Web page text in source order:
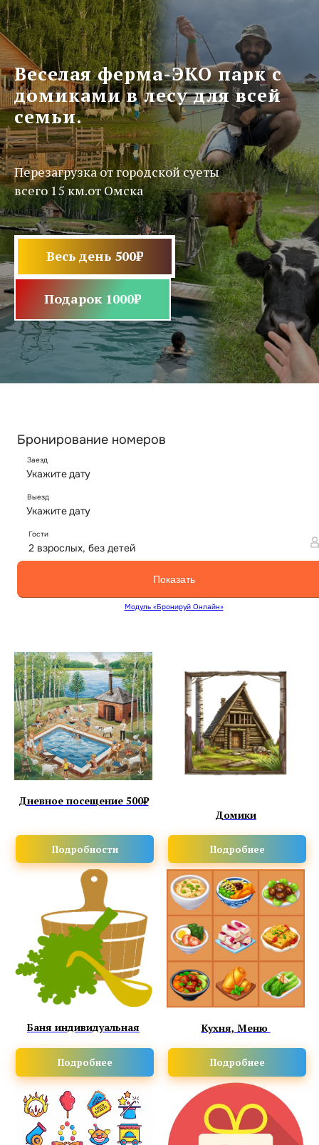
Веселая ферма-ЭКО парк с
домиками в лесу для всей
семьи.
Перезагрузка от городской суеты
всего 15 км.от Омска
Весь день 500₽
Подарок 1000₽
Дневное посещение 500₽
Подробности
Домики
Подробнее
Баня индивидуальная
Подробнее
Кухня, Меню
Подробнее